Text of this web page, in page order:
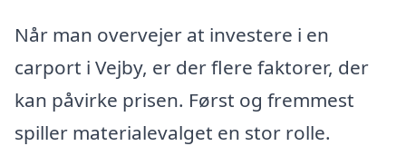
Når man overvejer at investere i en
carport i Vejby, er der flere faktorer, der
kan påvirke prisen. Først og fremmest
spiller materialevalget en stor rolle.